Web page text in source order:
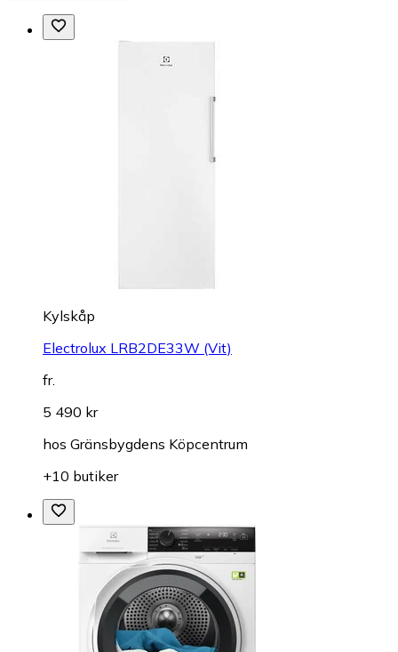
Kylskåp
Electrolux LRB2DE33W (Vit)
fr.
5 490 kr
hos Gränsbygdens Köpcentrum
+10 butiker